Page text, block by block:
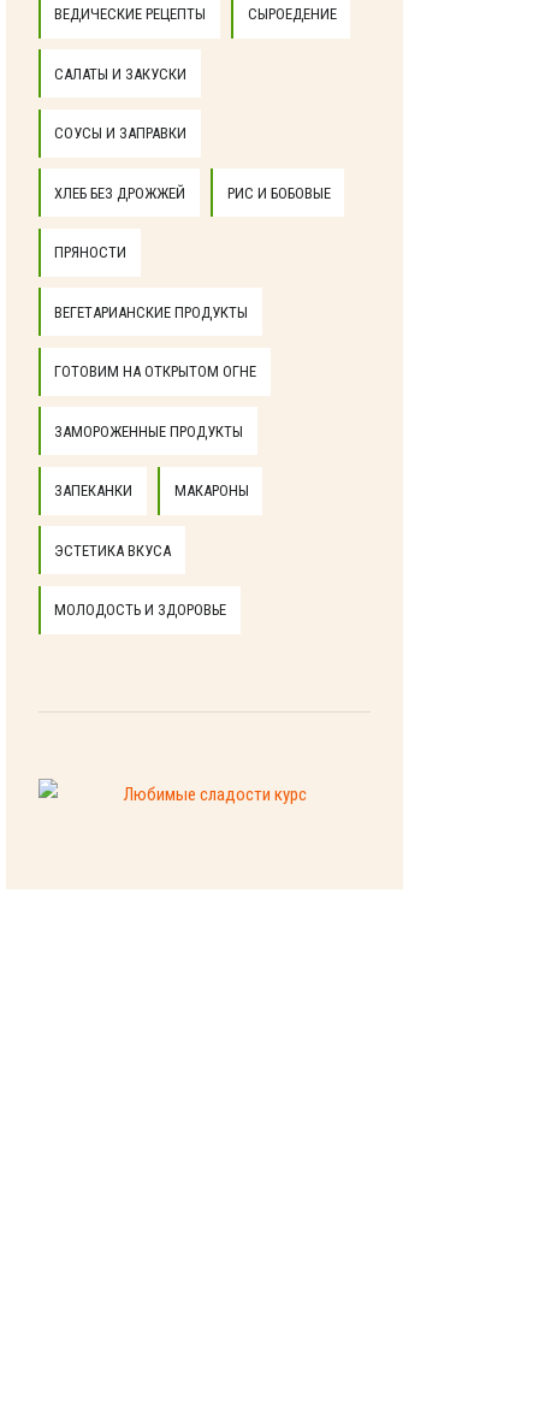
ВЕДИЧЕСКИЕ РЕЦЕПТЫ СЫРОЕДЕНИЕ
САЛАТЫ И ЗАКУСКИ
СОУСЫ И ЗАПРАВКИ
ХЛЕБ БЕЗ ДРОЖЖЕЙ РИС И БОБОВЫЕ
ПРЯНОСТИ
ВЕГЕТАРИАНСКИЕ ПРОДУКТЫ
ГОТОВИМ НА ОТКРЫТОМ ОГНЕ
ЗАМОРОЖЕННЫЕ ПРОДУКТЫ
ЗАПЕКАНКИ МАКАРОНЫ
ЭСТЕТИКА ВКУСА
МОЛОДОСТЬ И ЗДОРОВЬЕ